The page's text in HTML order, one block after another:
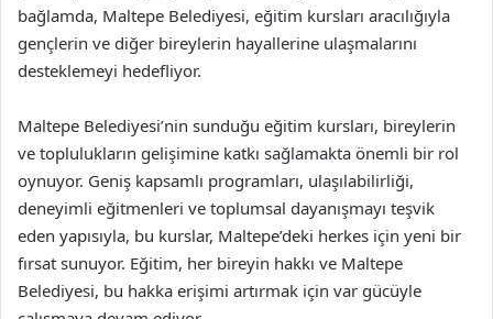
bağlamda, Maltepe Belediyesi, eğitim kursları aracılığıyla
gençlerin ve diğer bireylerin hayallerine ulaşmalarını
desteklemeyi hedefliyor.
Maltepe Belediyesi’nin sunduğu eğitim kursları, bireylerin
ve toplulukların gelişimine katkı sağlamakta önemli bir rol
oynuyor. Geniş kapsamlı programları, ulaşılabilirliği,
deneyimli eğitmenleri ve toplumsal dayanışmayı teşvik
eden yapısıyla, bu kurslar, Maltepe’deki herkes için yeni bir
fırsat sunuyor. Eğitim, her bireyin hakkı ve Maltepe
Belediyesi, bu hakka erişimi artırmak için var gücüyle